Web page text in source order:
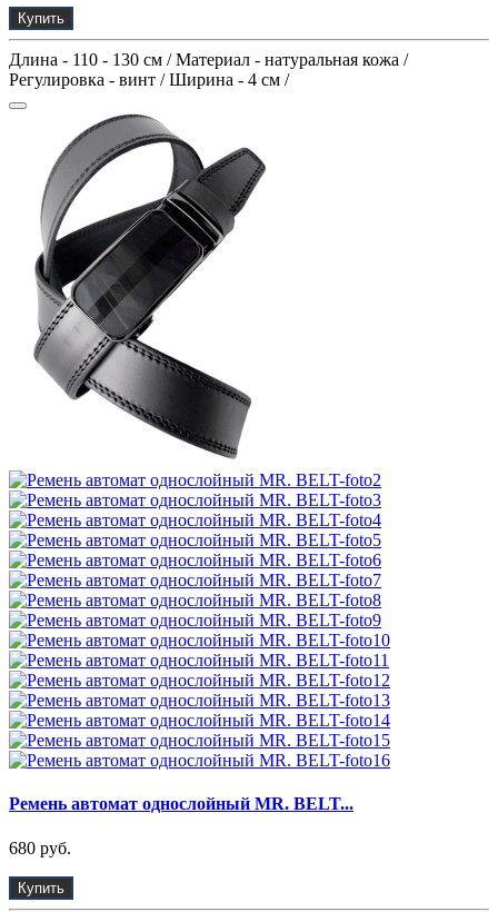
Купить
Длина - 110 - 130 см / Материал - натуральная кожа /
Регулировка - винт / Ширина - 4 см /
Ремень автомат однослойный MR. BELT...
680 руб.
Купить